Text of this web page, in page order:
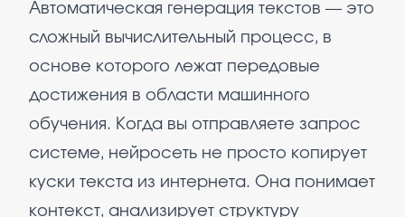
Автоматическая генерация текстов — это
сложный вычислительный процесс, в
основе которого лежат передовые
достижения в области машинного
обучения. Когда вы отправляете запрос
системе, нейросеть не просто копирует
куски текста из интернета. Она понимает
контекст, анализирует структуру